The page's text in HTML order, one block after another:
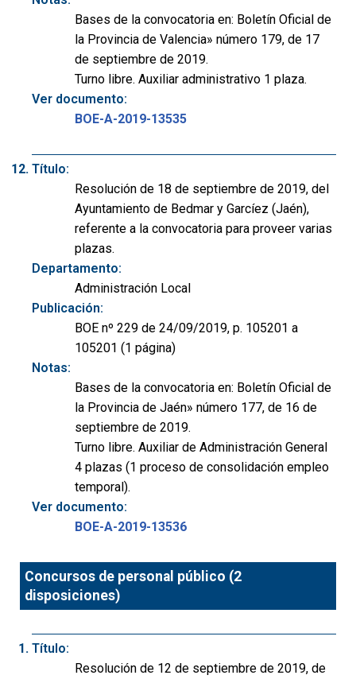
Bases de la convocatoria en: Boletín Oficial de
la Provincia de Valencia» número 179, de 17
de septiembre de 2019.
Turno libre. Auxiliar administrativo 1 plaza.
Ver documento:
BOE-A-2019-13535
Título:
Resolución de 18 de septiembre de 2019, del
Ayuntamiento de Bedmar y Garcíez (Jaén),
referente a la convocatoria para proveer varias
plazas.
Departamento:
Administración Local
Publicación:
BOE nº 229 de 24/09/2019, p. 105201 a
105201 (1 página)
Notas:
Bases de la convocatoria en: Boletín Oficial de
la Provincia de Jaén» número 177, de 16 de
septiembre de 2019.
Turno libre. Auxiliar de Administración General
4 plazas (1 proceso de consolidación empleo
temporal).
Ver documento:
BOE-A-2019-13536
Concursos de personal público (2
disposiciones)
Título:
Resolución de 12 de septiembre de 2019, de